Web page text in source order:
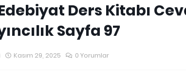
Edebiyat Ders Kitabı
Sayfa 97
Kasım 29, 2025 0 Yorumlar